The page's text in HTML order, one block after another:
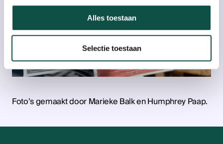
Alles toestaan
Selectie toestaan
Foto’s gemaakt door Marieke Balk en Humphrey Paap.